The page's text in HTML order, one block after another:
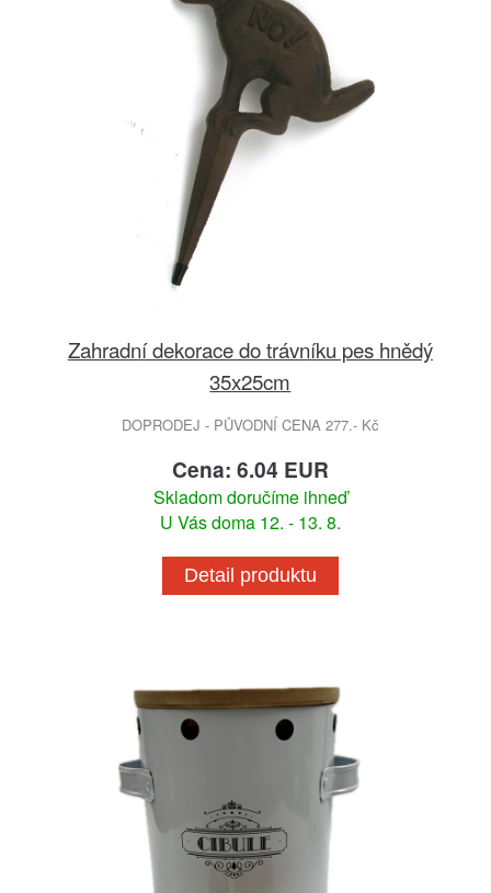
Zahradní dekorace do trávníku pes hnědý
35x25cm
DOPRODEJ - PŮVODNÍ CENA 277.- Kč
Cena: 6.04 EUR
Skladom doručíme ihneď
U Vás doma 12. - 13. 8.
Detail produktu